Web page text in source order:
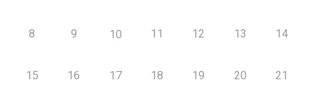
8 9 10 11 12 13 14
15 16 17 18 19 20 21